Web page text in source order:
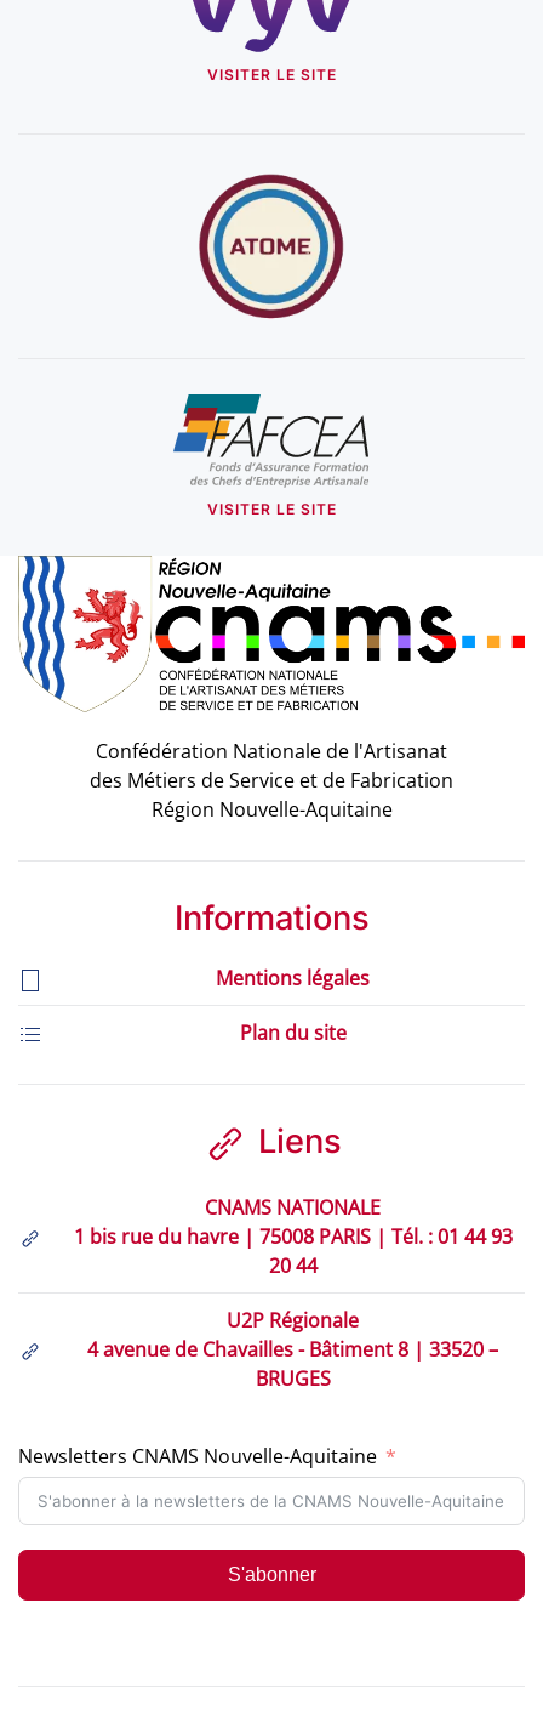
VISITER LE SITE
VISITER LE SITE
Confédération Nationale de l'Artisanat
des Métiers de Service et de Fabrication
Région Nouvelle-Aquitaine
Informations
Mentions légales
Plan du site
Liens
CNAMS NATIONALE
1 bis rue du havre | 75008 PARIS | Tél. : 01 44 93
20 44
U2P Régionale
4 avenue de Chavailles - Bâtiment 8 | 33520 –
BRUGES
Newsletters CNAMS Nouvelle-Aquitaine
S'abonner